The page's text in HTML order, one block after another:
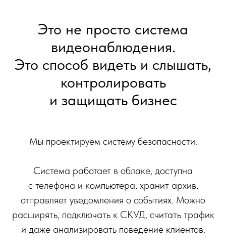
Это не просто система
видеонаблюдения.
Это способ видеть и слышать,
контролировать
и защищать бизнес
Мы проектируем систему безопасности.
Система работает в облаке, доступна
с телефона и компьютера, хранит архив,
отправляет уведомления о событиях. Можно
расширять, подключать к СКУД, считать трафик
и даже анализировать поведение клиентов.